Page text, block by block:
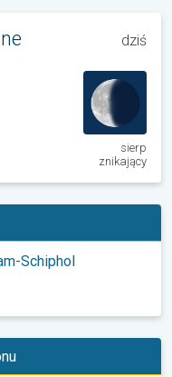
dziś
sierp
znikający
Schiphol